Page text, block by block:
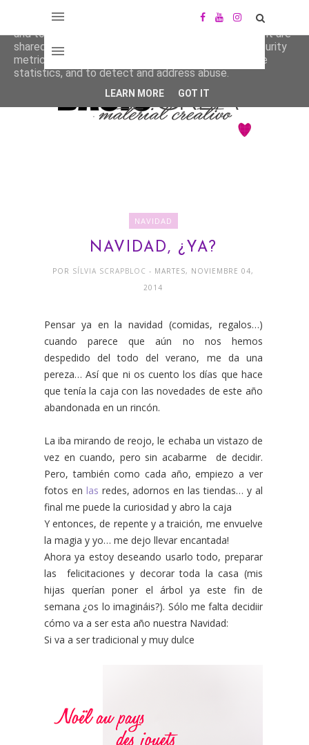
NAVIDAD
NAVIDAD, ¿YA?
POR SÍLVIA SCRAPBLOC- MARTES, NOVIEMBRE 04,
2014
Pensar ya en la navidad (comidas, regalos…)
cuando parece que aún no nos hemos
despedido del todo del verano, me da una
pereza… Así que ni os cuento los días que hace
que tenía la caja con las novedades de este año
abandonada en un rincón.
La iba mirando de reojo, le echaba un vistazo de
vez en cuando, pero sin acabarme de decidir.
Pero, también como cada año, empiezo a ver
fotos en las redes, adornos en las tiendas… y al
final me puede la curiosidad y abro la caja
Y entonces, de repente y a traición, me envuelve
la magia y yo… me dejo llevar encantada!
Ahora ya estoy deseando usarlo todo, preparar
las felicitaciones y decorar toda la casa (mis
hijas querían poner el árbol ya este fin de
semana ¿os lo imagináis?). Sólo me falta decidiir
cómo va a ser esta año nuestra Navidad:
Si va a ser tradicional y muy dulce
This site uses cookies from Google to deliver its services
and to analyze traffic. Your IP address and user-agent are
shared with Google along with performance and security
metrics to ensure quality of service, generate usage
statistics, and to detect and address abuse.
LEARN MORE GOT IT